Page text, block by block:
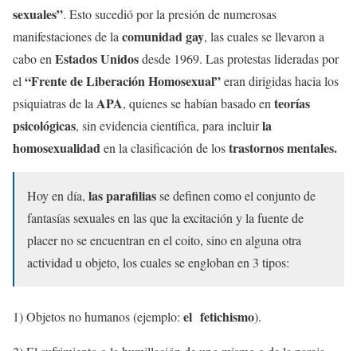
sexuales”. Esto sucedió por la presión de numerosas
manifestaciones de la comunidad gay, las cuales se llevaron a
cabo en Estados Unidosdesde 1969. Las protestas lideradas por
el “Frente de Liberación Homosexual”eran dirigidas hacia los
psiquiatras de la APA, quienes se habían basado en teorías
psicológicas, sin evidencia científica, para incluirla
homosexualidaden la clasificación de lostrastornos mentales.
Hoy en día, las parafiliasse definen como el conjunto de
fantasías sexuales en las que la excitación y la fuente de
placer no se encuentran en el coito, sino en alguna otra
actividad u objeto, los cuales se engloban en 3 tipos:
1) Objetos no humanos (ejemplo: el fetichismo).